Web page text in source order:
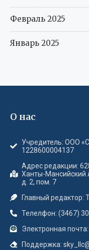
Февраль 2025
Январь 2025
О нас
Учредитель: ООО
1228600004137
Адрес редакции:
Ханты-Мансийский
д. 2, пом. 7
Главный редактор:
Телелфон: (3467)
Электронная
Поддержка: